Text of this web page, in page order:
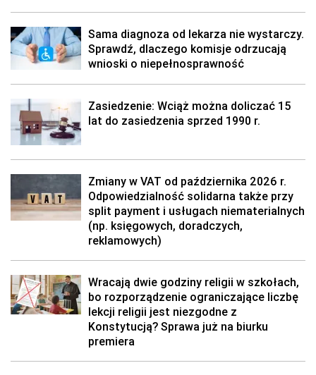
Sama diagnoza od lekarza nie wystarczy.
Sprawdź, dlaczego komisje odrzucają
wnioski o niepełnosprawność
Zasiedzenie: Wciąż można doliczać 15
lat do zasiedzenia sprzed 1990 r.
Zmiany w VAT od października 2026 r.
Odpowiedzialność solidarna także przy
split payment i usługach niematerialnych
(np. księgowych, doradczych,
reklamowych)
Wracają dwie godziny religii w szkołach,
bo rozporządzenie ograniczające liczbę
lekcji religii jest niezgodne z
Konstytucją? Sprawa już na biurku
premiera